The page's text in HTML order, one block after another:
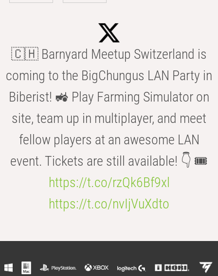
🇨🇭 Barnyard Meetup Switzerland is
coming to the BigChungus LAN Party in
Biberist! 🚜 Play Farming Simulator on
site, team up in multiplayer, and meet
fellow players at an awesome LAN
event. Tickets are still available! 👇 🎟️
https://t.co/rzQk6Bf9xl
https://t.co/nvIjVuXdto